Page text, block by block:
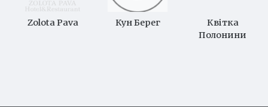
Zolota Pava Кун Берег
Квітка
Полонини